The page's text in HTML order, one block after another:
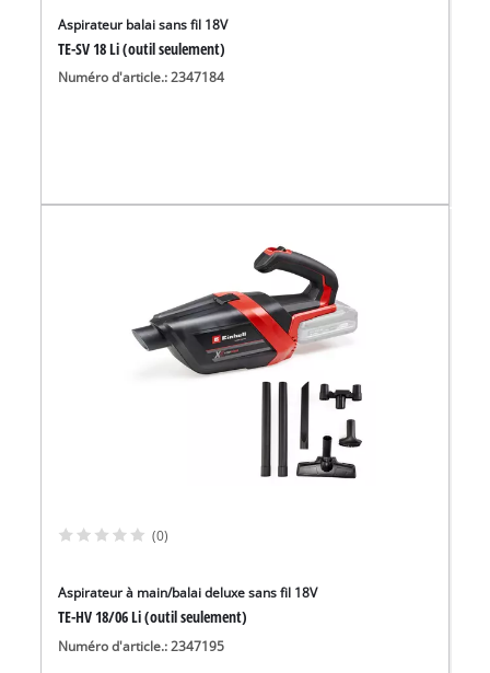
Aspirateur balai sans fil 18V
TE-SV 18 Li (outil seulement)
Numéro d'article.: 2347184
(0)
Aspirateur à main/balai deluxe sans fil 18V
TE-HV 18/06 Li (outil seulement)
Numéro d'article.: 2347195